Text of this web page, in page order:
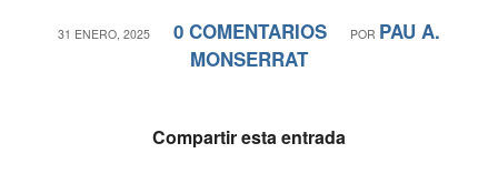
31 ENERO, 2025
/ 0 COMENTARIOS
/ POR PAU A.
MONSERRAT
Compartir esta entrada